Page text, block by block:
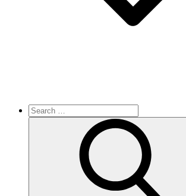
Search
for: